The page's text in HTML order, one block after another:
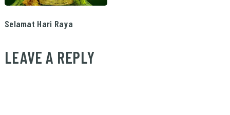
Selamat Hari Raya
LEAVE A REPLY